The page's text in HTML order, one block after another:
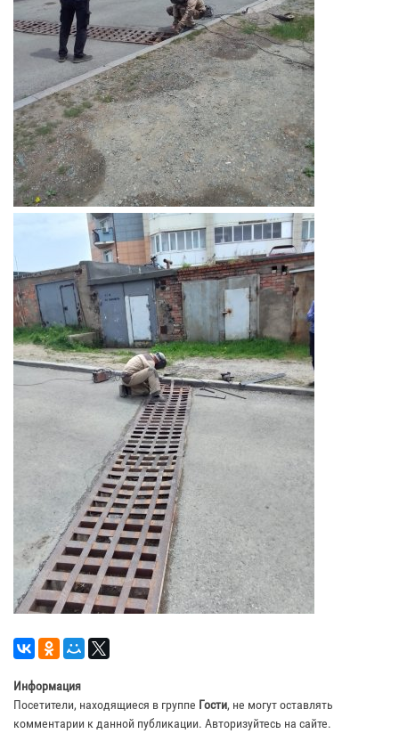
Информация
Посетители, находящиеся в группе Гости, не могут оставлять
комментарии к данной публикации. Авторизуйтесь на сайте.